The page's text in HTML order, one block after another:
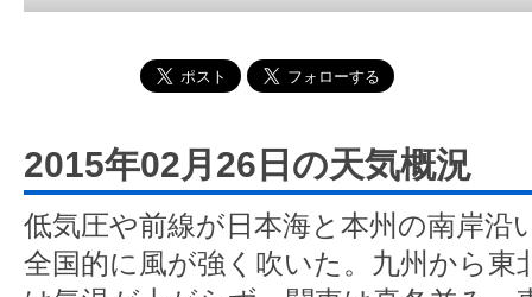
2015年02月26日の天気概況
低気圧や前線が日本海と本州の南岸沿
全国的に風が強く吹いた。九州から東